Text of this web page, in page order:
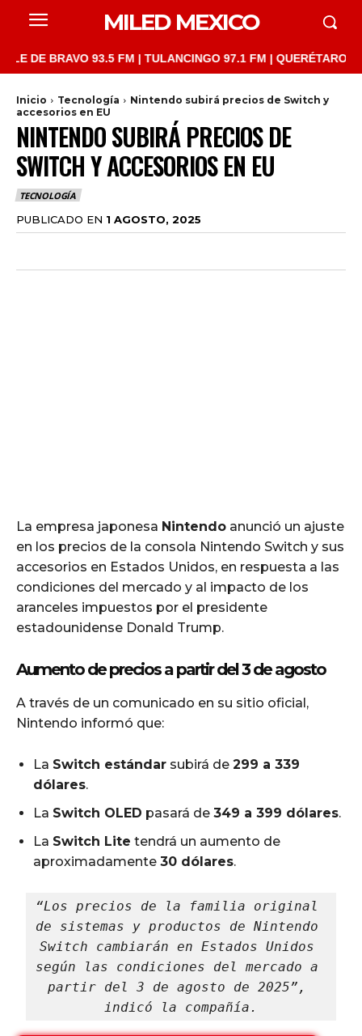
MILED MEXICO
BRAVO 93.5 FM | TULANCINGO 97.1 FM | QUERÉTARO
Inicio Tecnología
Nintendo subirá precios de Switch y
accesorios en EU
NINTENDO SUBIRÁ PRECIOS DE
SWITCH Y ACCESORIOS EN EU
TECNOLOGÍA
PUBLICADO EN 1 AGOSTO, 2025
La empresa japonesa Nintendo anunció un ajuste
en los precios de la consola Nintendo Switch y sus
accesorios en Estados Unidos, en respuesta a las
condiciones del mercado y al impacto de los
aranceles impuestos por el presidente
estadounidense Donald Trump.
Aumento de precios a partir del 3 de agosto
A través de un comunicado en su sitio oficial,
Nintendo informó que:
La Switch estándar subirá de 299 a 339
dólares.
La Switch OLED pasará de 349 a 399 dólares.
La Switch Lite tendrá un aumento de
aproximadamente 30 dólares.
“Los precios de la familia original
de sistemas y productos de Nintendo
Switch cambiarán en Estados Unidos
según las condiciones del mercado a
partir del 3 de agosto de 2025”,
indicó la compañía.